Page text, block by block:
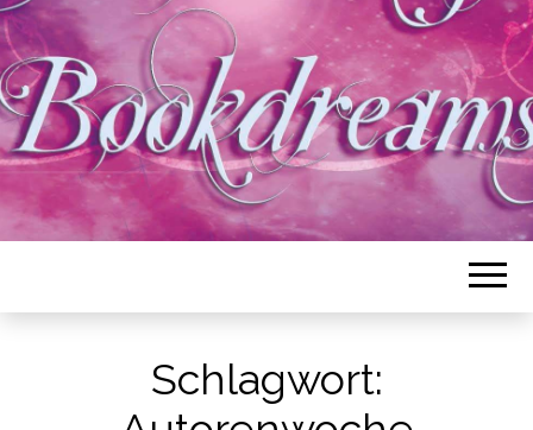
Schlagwort: